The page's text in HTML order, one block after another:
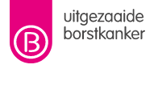
naar de inhoud